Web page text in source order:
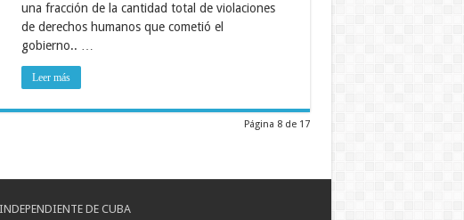
una fracción de la cantidad total de violaciones
de derechos humanos que cometió el
gobierno.. …
Leer más
Página 8 de 17
DE CUBA